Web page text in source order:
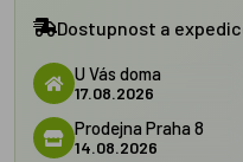
Dostupnost a
U Vás doma
17.08.2026
Prodejna Praha 8
14.08.2026